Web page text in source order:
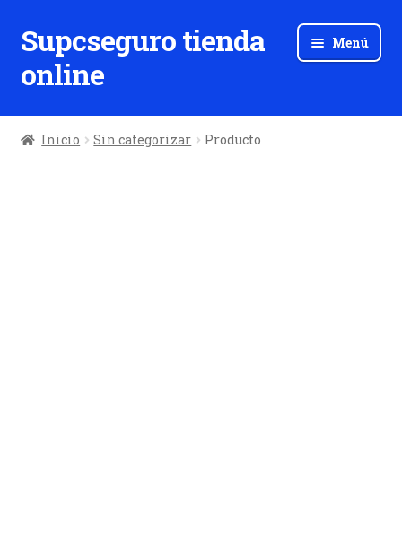
Ir
a
la
Ir
al
contenido
Supcseguro tienda
online
Menú
Inicio Sin categorizar Producto